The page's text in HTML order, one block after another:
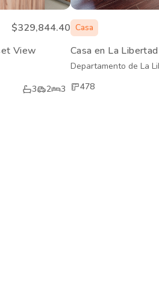
$329,844.40
View
3 2 3
Casa
Casa en La Libertad
Departamento de La
478